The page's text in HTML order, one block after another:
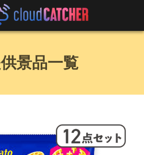
景品一覧